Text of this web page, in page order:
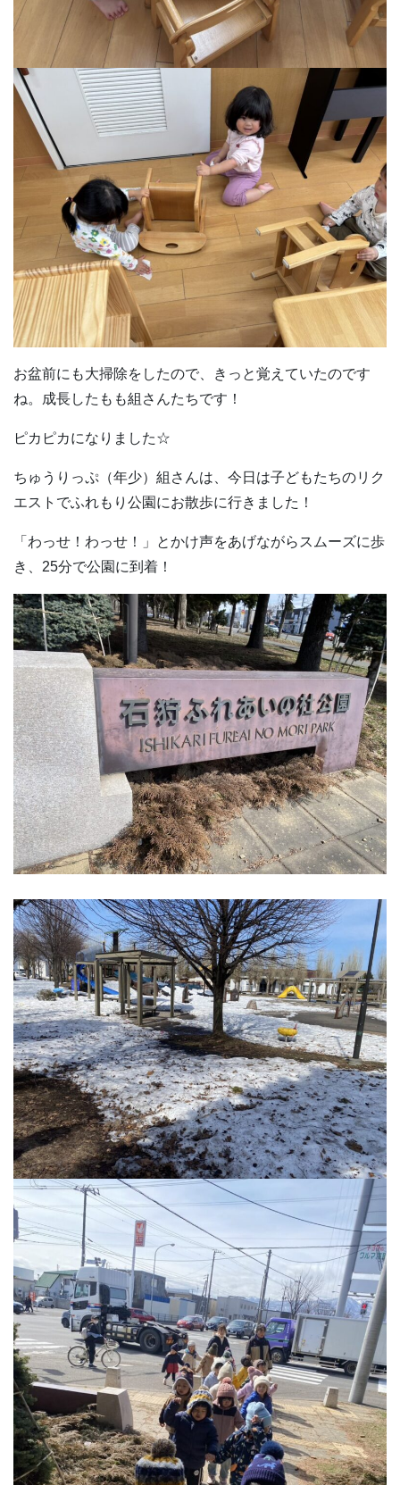
お盆前にも大掃除をしたので、きっと覚えていたのです
ね。成長したもも組さんたちです！
ピカピカになりました☆
ちゅうりっぷ（年少）組さんは、今日は子どもたちのリク
エストでふれもり公園にお散歩に行きました！
「わっせ！わっせ！」とかけ声をあげながらスムーズに歩
き、25分で公園に到着！